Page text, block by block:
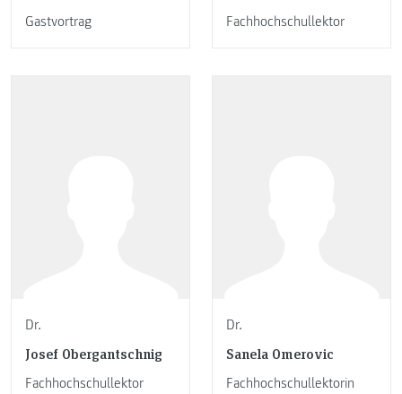
Gastvortrag
Fachhochschullektor
Dr.
Josef Obergantschnig
Fachhochschullektor
Dr.
Sanela Omerovic
Fachhochschullektorin